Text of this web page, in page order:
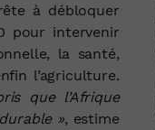
à débloquer
pour intervenir
la santé,
l’agriculture.
que l’Afrique
», estime